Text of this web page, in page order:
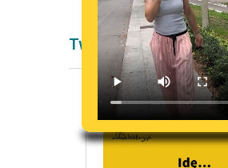
Twórczość Maurycy